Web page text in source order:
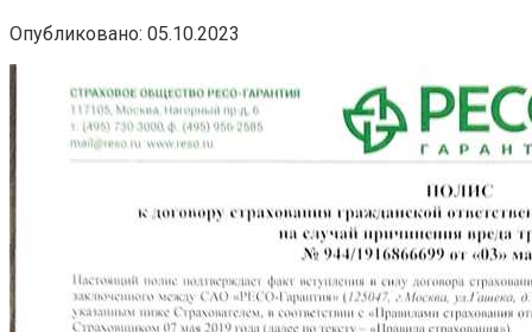
Опубликовано: 05.10.2023